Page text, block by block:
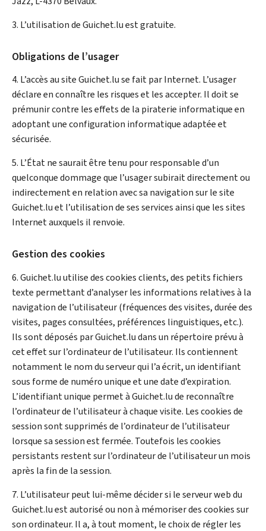
3. L’utilisation de Guichet.lu est gratuite.
Obligations de l’usager
4. L’accès au site Guichet.lu se fait par Internet. L’usager
déclare en connaître les risques et les accepter. Il doit se
prémunir contre les effets de la piraterie informatique en
adoptant une configuration informatique adaptée et
sécurisée.
5. L’État ne saurait être tenu pour responsable d’un
quelconque dommage que l’usager subirait directement ou
indirectement en relation avec sa navigation sur le site
Guichet.lu et l’utilisation de ses services ainsi que les sites
Internet auxquels il renvoie.
Gestion des cookies
6. Guichet.lu utilise des cookies clients, des petits fichiers
texte permettant d’analyser les informations relatives à la
navigation de l’utilisateur (fréquences des visites, durée des
visites, pages consultées, préférences linguistiques, etc.).
Ils sont déposés par Guichet.lu dans un répertoire prévu à
cet effet sur l’ordinateur de l’utilisateur. Ils contiennent
notamment le nom du serveur qui l’a écrit, un identifiant
sous forme de numéro unique et une date d’expiration.
L’identifiant unique permet à Guichet.lu de reconnaître
l’ordinateur de l’utilisateur à chaque visite. Les cookies de
session sont supprimés de l’ordinateur de l’utilisateur
lorsque sa session est fermée. Toutefois les cookies
persistants restent sur l’ordinateur de l’utilisateur un mois
après la fin de la session.
7. L’utilisateur peut lui-même décider si le serveur web du
Guichet.lu est autorisé ou non à mémoriser des cookies sur
son ordinateur. Il a, à tout moment, le choix de régler les